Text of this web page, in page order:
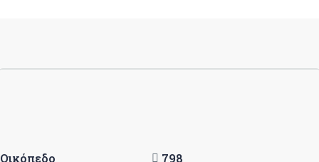
Οικόπεδο
798